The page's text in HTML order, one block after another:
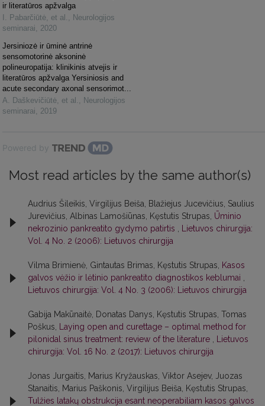
ir literatūros apžvalga
I. Pabarčiūtė, et al. , Neurologijos
seminarai, 2020
Jersiniozė ir ūminė antrinė
sensomotorinė aksoninė
polineuropatija: klinikinis atvejis ir
literatūros apžvalga Yersiniosis and
acute secondary axonal sensorimot...
A. Daškevičiūtė, et al. , Neurologijos
seminarai, 2019
Powered by
Most read articles by the same author(s)
Audrius Šileikis, Virgilijus Beiša, Blažiejus Jucevičius, Saulius
Jurevičius, Albinas Lamošiūnas, Kęstutis Strupas, Ūminio
nekrozinio pankreatito gydymo patirtis
Lietuvos chirurgija:
Vol. 4 No. 2 (2006): Lietuvos chirurgija
Vilma Brimienė, Gintautas Brimas, Kęstutis Strupas,
Kasos
galvos vėžio ir lėtinio pankreatito diagnostikos keblumai
Lietuvos chirurgija: Vol. 4 No. 3 (2006): Lietuvos chirurgija
Gabija Makūnaitė, Donatas Danys, Kęstutis Strupas, Tomas
Poškus,
Laying open and curettage – optimal method for
pilonidal sinus treatment: review of the literature
Lietuvos
chirurgija: Vol. 16 No. 2 (2017): Lietuvos chirurgija
Jonas Jurgaitis, Marius Kryžauskas, Viktor Asejev, Juozas
Stanaitis, Marius Paškonis, Virgilijus Beiša, Kęstutis Strupas,
Tulžies latakų obstrukcija esant neoperabiliam kasos galvos